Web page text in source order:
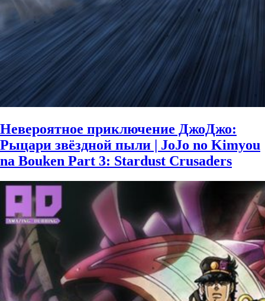
Невероятное приключение ДжоДжо:
Рыцари звёздной пыли | JoJo no Kimyou
na Bouken Part 3: Stardust Crusaders